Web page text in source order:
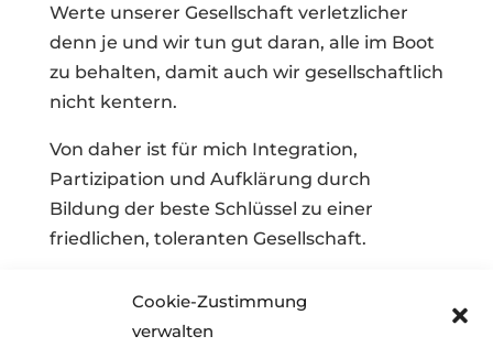
Cookie-Zustimmung
verwalten
Werte unserer Gesellschaft verletzlicher
denn je und wir tun gut daran, alle im Boot
zu behalten, damit auch wir gesellschaftlich
nicht kentern.
Von daher ist für mich Integration,
Partizipation und Aufklärung durch
Bildung der beste Schlüssel zu einer
friedlichen, toleranten Gesellschaft.
Schüler*innen interessante Themenfelder